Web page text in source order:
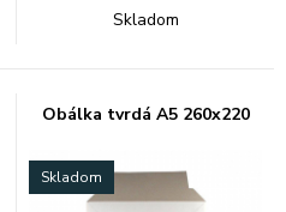
Skladom
Obálka tvrdá A5 260x220
Skladom